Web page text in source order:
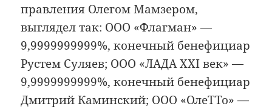
правления Олегом Мамзером,
выглядел так: ООО «Флагман» —
9,9999999999%, конечный бенефициар
Рустем Суляев; ООО «ЛАДА XXI век» —
9,9999999999%, конечный бенефициар
Дмитрий Каминский; ООО «ОлеТТо» —